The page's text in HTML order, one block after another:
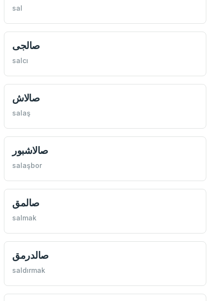
sal
صالجی
salcı
صالاش
salaş
صالاشبور
salaşbor
صالمق
salmak
صالدرمق
saldırmak